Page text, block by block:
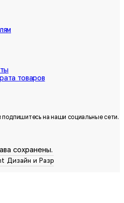
товаров
на наши социальные сети.
сохранены.